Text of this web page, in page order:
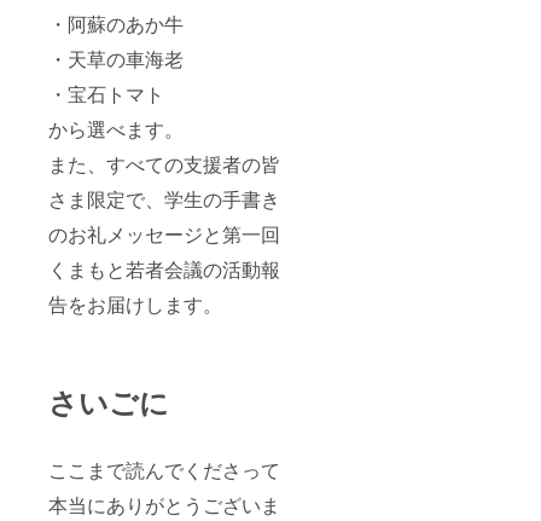
・阿蘇のあか牛
・天草の車海老
・宝石トマト
から選べます。
また、すべての支援者の皆
さま限定で、学生の手書き
のお礼メッセージと第一回
くまもと若者会議の活動報
告をお届けします。
さいごに
ここまで読んでくださって
本当にありがとうございま